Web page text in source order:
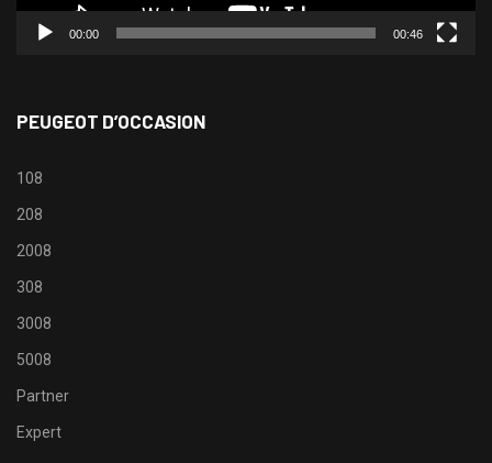
00:00 00:46
PEUGEOT D’OCCASION
108
208
2008
308
3008
5008
Partner
Expert